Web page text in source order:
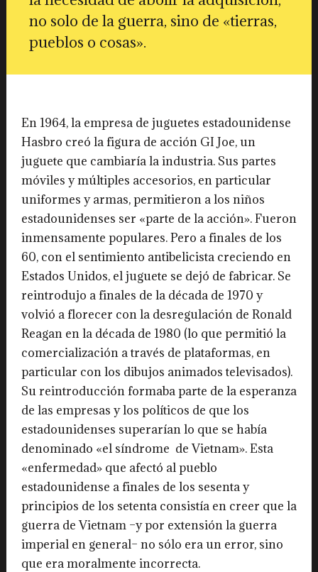
no solo de la guerra, sino de «tierras,
pueblos o cosas».
En 1964, la empresa de juguetes estadounidense
Hasbro creó la figura de acción GI Joe, un
juguete que cambiaría la industria. Sus partes
móviles y múltiples accesorios, en particular
uniformes y armas, permitieron a los niños
estadounidenses ser «parte de la acción». Fueron
inmensamente populares. Pero a finales de los
60, con el sentimiento antibelicista creciendo en
Estados Unidos, el juguete se dejó de fabricar. Se
reintrodujo a finales de la década de 1970 y
volvió a florecer con la desregulación de Ronald
Reagan en la década de 1980 (lo que permitió la
comercialización a través de plataformas, en
particular con los dibujos animados televisados).
Su reintroducción formaba parte de la esperanza
de las empresas y los políticos de que los
estadounidenses superarían lo que se había
denominado «el síndrome de Vietnam». Esta
«enfermedad» que afectó al pueblo
estadounidense a finales de los sesenta y
principios de los setenta consistía en creer que la
guerra de Vietnam –y por extensión la guerra
imperial en general– no sólo era un error, sino
que era moralmente incorrecta.